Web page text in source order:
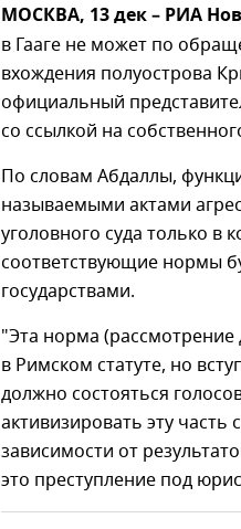
МОСКВА, 13 дек – РИА
в Гааге не может по
вхождения полуострова
официальный
со ссылкой на
По словам Абдаллы,
называемыми актами
уголовного суда только в
соответствующие нормы
государствами.
"Эта норма (рассмотрение
в Римском статуте, но
должно состояться
активизировать эту часть
зависимости от
это преступление под